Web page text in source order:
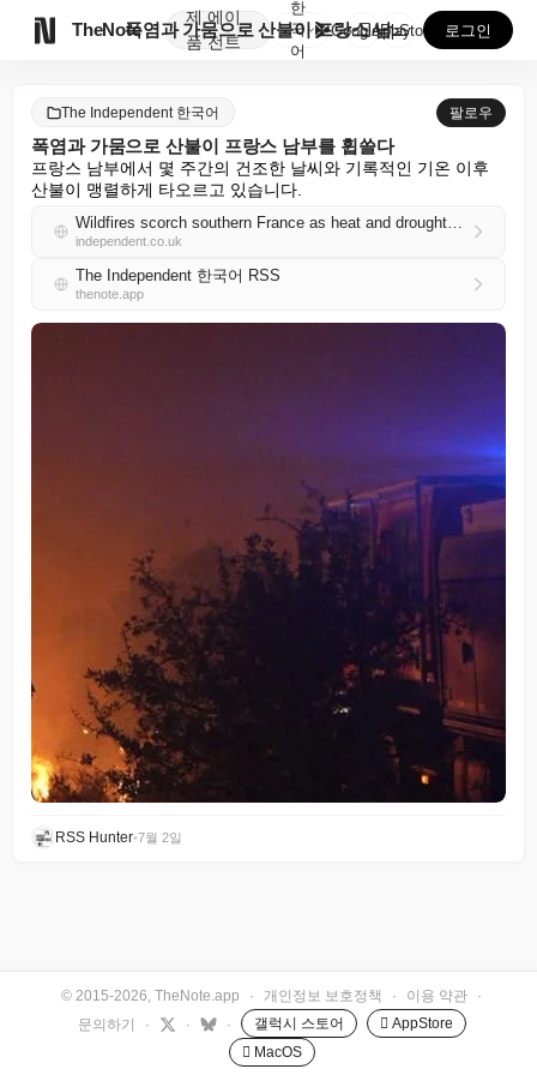
TheNote
제
품
에이
전트
폭염과 가뭄으로 산불이 프랑스 남부를 휩쓸다
한
국
어
GooglePlay
AppStore 로그인
The Independent 한국어 팔로우
폭염과 가뭄으로 산불이 프랑스 남부를 휩쓸다
프랑스 남부에서 몇 주간의 건조한 날씨와 기록적인 기온 이후
산불이 맹렬하게 타오르고 있습니다.
Wildfires scorch southern France as heat and drought fuel blazes
independent.co.uk
The Independent 한국어 RSS
thenote.app
RSS Hunter•7월 2일
© 2015-2026, TheNote.app · 개인정보 보호정책 · 이용 약관
·
문의하기
· · · 갤럭시 스토어
 AppStore
 MacOS